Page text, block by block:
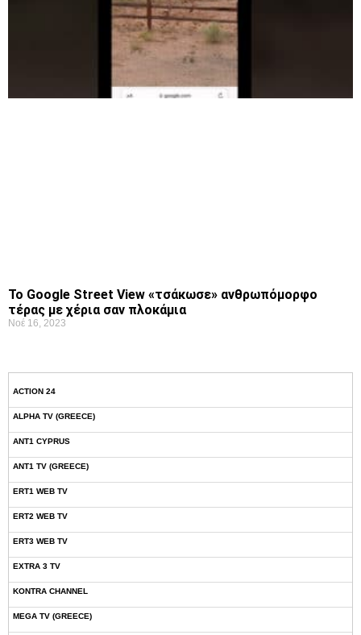
Το Google Street View «τσάκωσε» ανθρωπόμορφο
τέρας με χέρια σαν πλοκάμια
Νοέ 16, 2023
ACTION 24
ALPHA TV (GREECE)
ANT1 CYPRUS
ANT1 TV (GREECE)
ERT1 WEB TV
ERT2 WEB TV
ERT3 WEB TV
EXTRA 3 TV
KONTRA CHANNEL
MEGA TV (GREECE)